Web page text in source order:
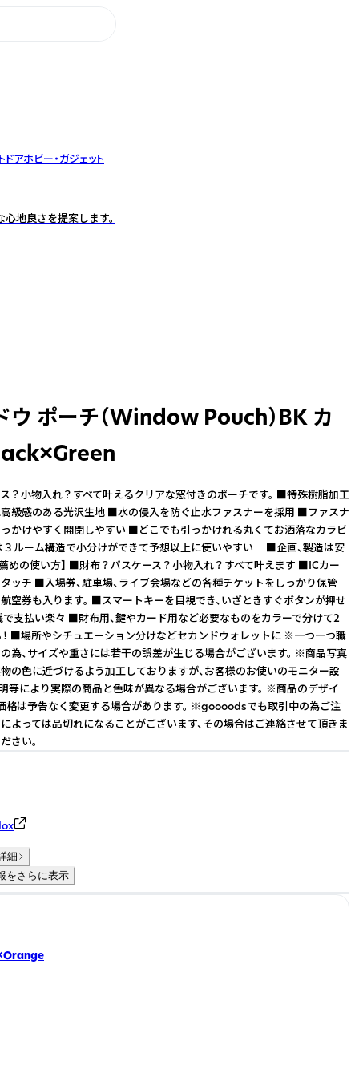
ドアホビー・ガジェット
地良さを提案します。
ウ ポーチ（Window Pouch）BK カ
？小物入れ？すべて叶えるクリアな窓付きのポーチです。 ■特殊樹脂加工
級感のある光沢生地 ■水の侵入を防ぐ止水ファスナーを採用 ■ファスナ
かけやすく開閉しやすい ■どこでも引っかけれる丸くてお洒落なカラビ
ルーム構造で小分けができて予想以上に使いやすい ■企画、製造は安
めの使い方】 ■財布？パスケース？小物入れ？すべて叶えます ■ICカー
ッチ ■入場券、駐車場、ライブ会場などの各種チケットをしっかり保管
空券も入ります。 ■スマートキーを目視でき、いざときすぐボタンが押せ
支払い楽々 ■財布用、鍵やカード用など必要なものをカラーで分けて2
！ ■場所やシチュエーション分けなどセカンドウォレットに ※一つ一つ職
為、サイズや重さには若干の誤差が生じる場合がございます。 ※商品写真
の色に近づけるよう加工しておりますが、お客様のお使いのモニター設
等により実際の商品と色味が異なる場合がございます。 ※商品のデザイ
価格は予告なく変更する場合があります。 ※goooodsでも取引中の為ご注
よっては品切れになることがございます、その場合はご連絡させて頂きま
さい。
細
をさらに表示